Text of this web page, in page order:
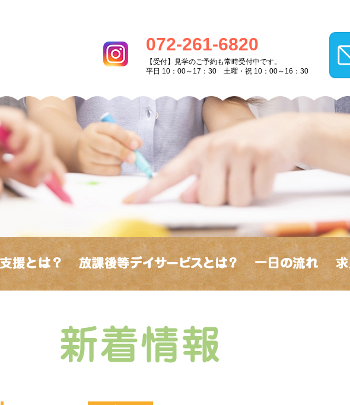
072-261-6820
【受付】見学のご予約も常時受付中です。
平日 10：00～17：30 土曜・祝 10：00～16：30